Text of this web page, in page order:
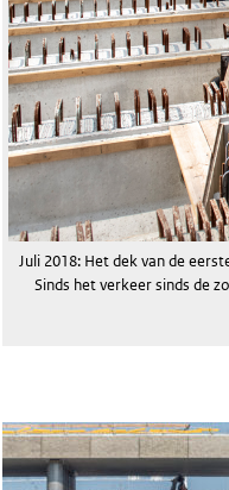
Juli 2018: Het dek van de
Sinds het verkeer sinds de